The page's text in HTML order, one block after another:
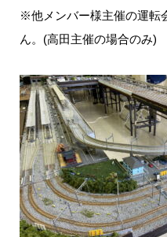
※他メンバー様主催の運転
ん。(高田主催の場合のみ)